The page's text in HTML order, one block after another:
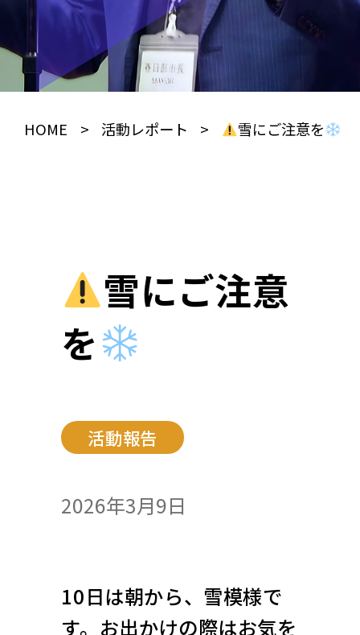
HOME > 活動レポート > 雪にご注意を
雪にご注意
を
活動報告
2026年3月9日
10日は朝から、雪模様で
す。お出かけの際はお気を